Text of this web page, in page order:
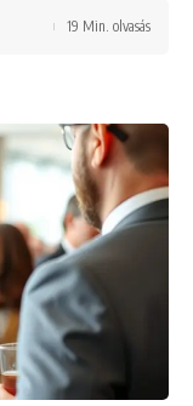
19 Min. olvasás